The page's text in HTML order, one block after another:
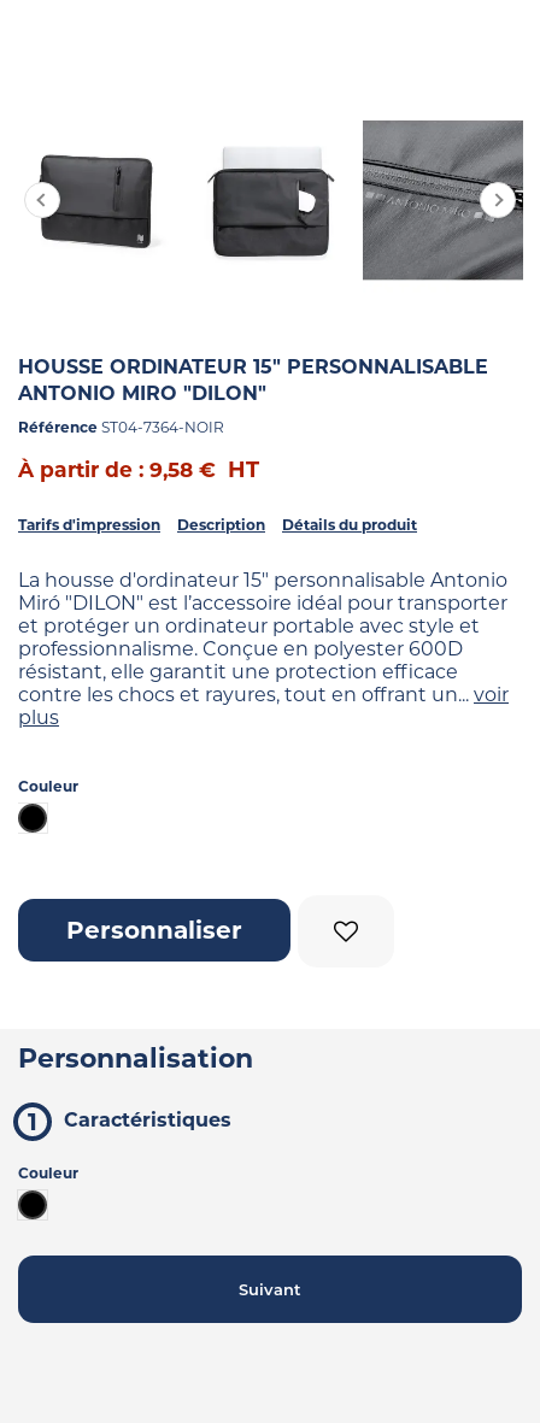
HOUSSE ORDINATEUR 15" PERSONNALISABLE
ANTONIO MIRO "DILON"
Référence ST04-7364-NOIR
À partir de : 9,58 € HT
Tarifs d'impression Description Détails du produit
La housse d'ordinateur 15" personnalisable Antonio
Miró "DILON" est l’accessoire idéal pour transporter
et protéger un ordinateur portable avec style et
professionnalisme. Conçue en polyester 600D
résistant, elle garantit une protection efficace
contre les chocs et rayures, tout en offrant un... voir
plus
Couleur
Noir
Personnaliser
Personnalisation
Caractéristiques
Couleur
Noir
Suivant